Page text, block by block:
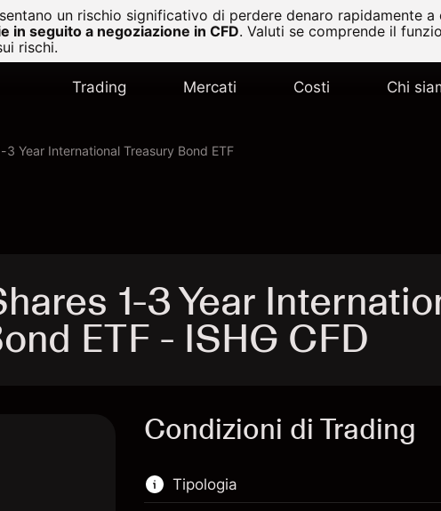
un rischio significativo di perdere denaro rapidamente a
in seguito a negoziazione in CFD. Valuti se comprende il
rischi.
Trading Mercati Costi Chi
3 Year International Treasury Bond ETF
1-3 Year
ETF - ISHG CFD
Condizioni di Trading
Tipologia